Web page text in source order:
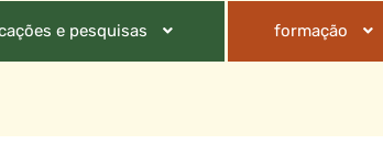
e pesquisas formação